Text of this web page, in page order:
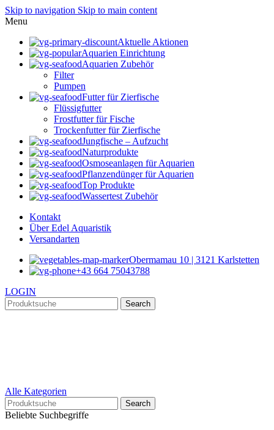
Skip to navigation Skip to main content
Menu
Aktuelle Aktionen
Aquarien Einrichtung
Aquarien Zubehör
Filter
Pumpen
Futter für Zierfische
Flüssigfutter
Frostfutter für Fische
Trockenfutter für Zierfische
Jungfische – Aufzucht
Naturprodukte
Osmoseanlagen für Aquarien
Pflanzendünger für Aquarien
Top Produkte
Wassertest Zubehör
Kontakt
Über Edel Aquaristik
Versandarten
Obermamau 10 | 3121 Karlstetten
+43 664 75043788
LOGIN
Search
Alle Kategorien
Search
Beliebte Suchbegriffe